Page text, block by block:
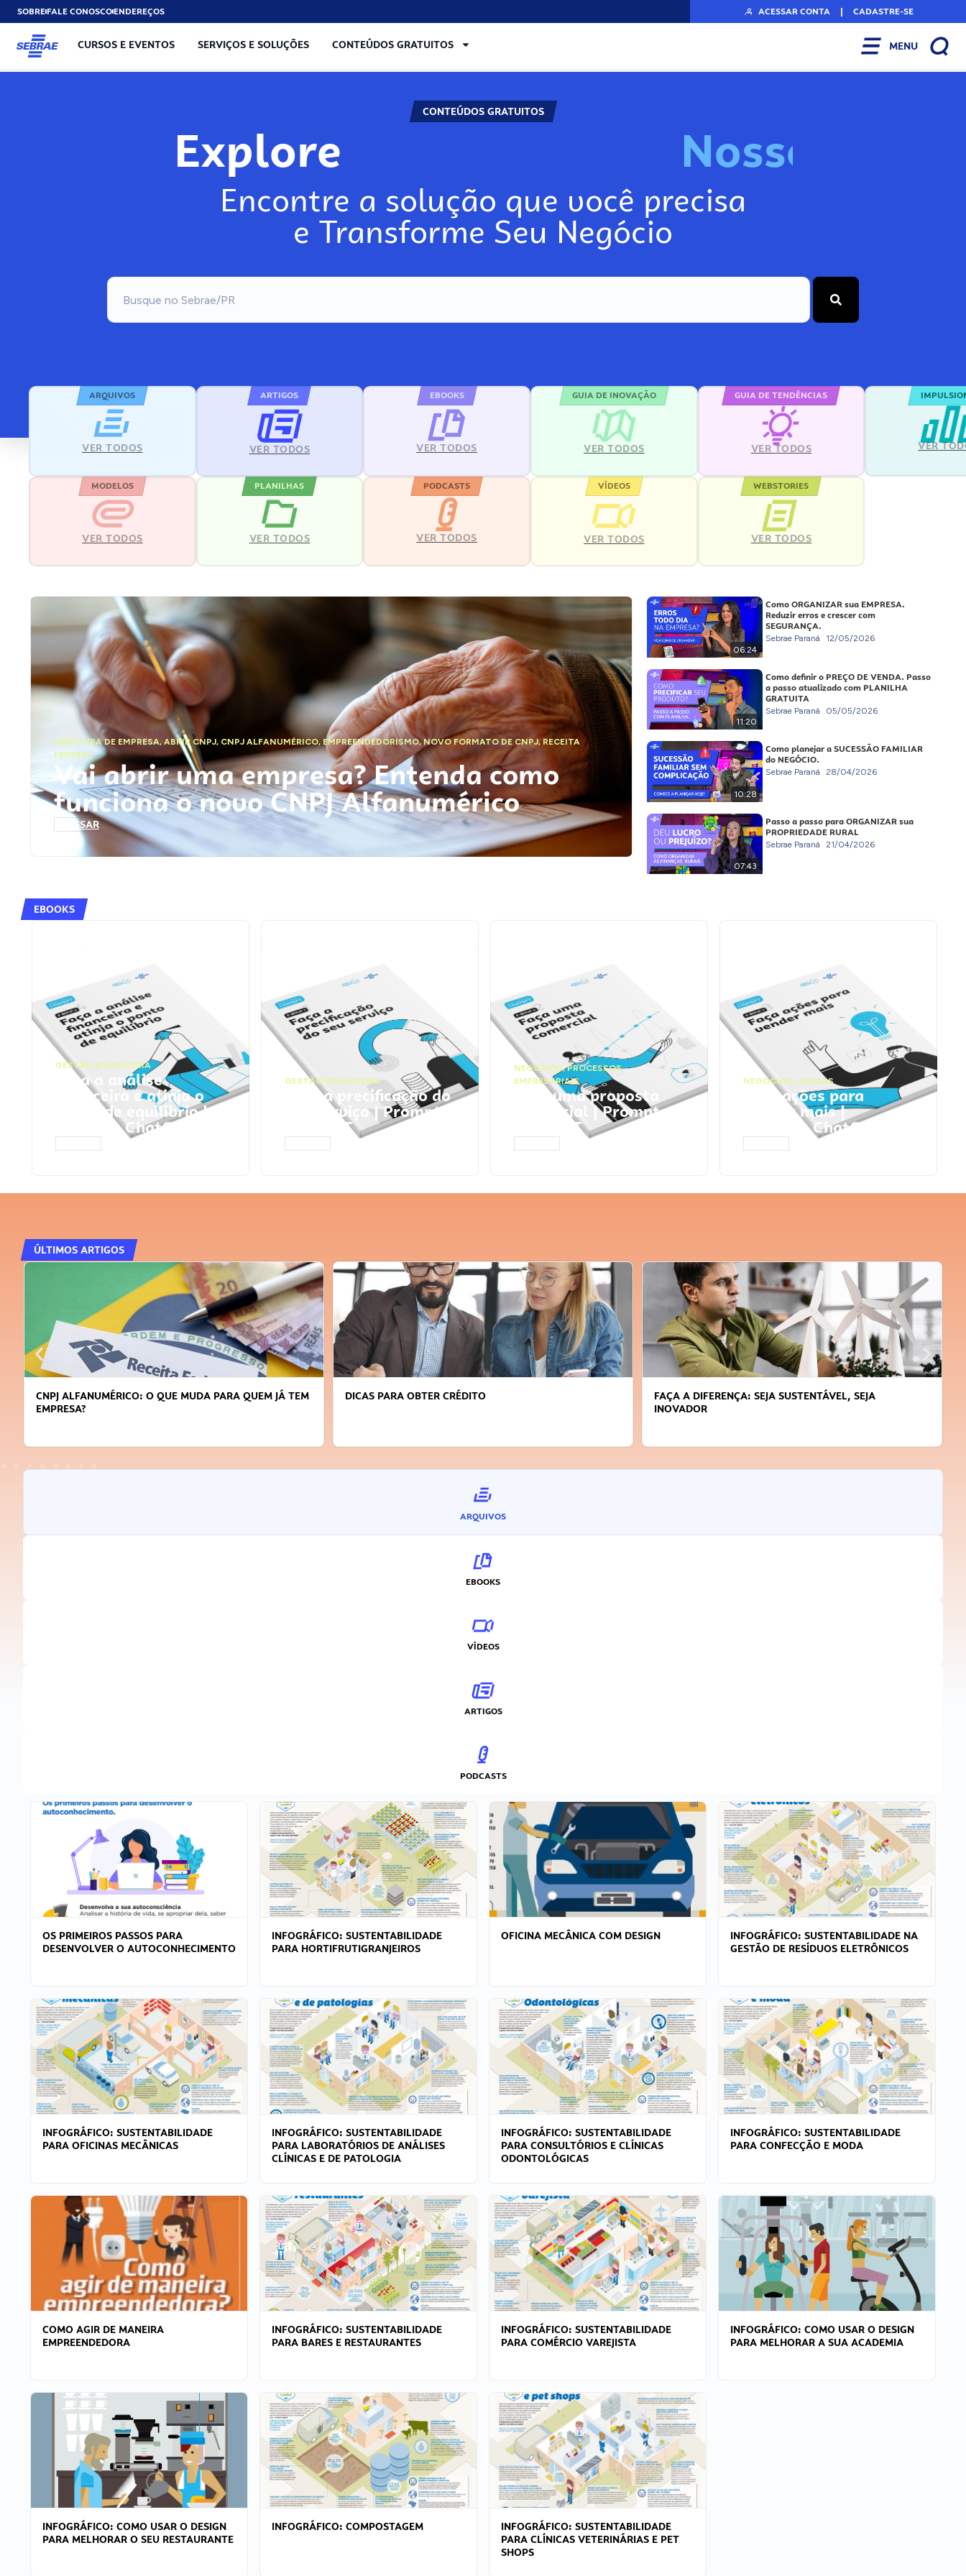
SOBREFALE CONOSCOENDEREÇOS ACESSAR CONTA | CADASTRE-SE
CURSOS E EVENTOS SERVIÇOS E SOLUÇÕES CONTEÚDOS GRATUITOS MENU
CONTEÚDOS GRATUITOS
Explore Noss
Encontre a solução que você precisa
e Transforme Seu Negócio
ARQUIVOS
VER TODOS
ARTIGOS
VER TODOS
EBOOKS
VER TODOS
GUIA DE INOVAÇÃO
VER TODOS
GUIA DE TENDÊNCIAS
VER TODOS VER
MODELOS
VER TODOS
PLANILHAS
VER TODOS
PODCASTS
VER TODOS
VÍDEOS
VER TODOS
WEBSTORIES
VER TODOS
ABERTURA DE EMPRESA,ABRIR CNPJ, CNPJ ALFANUMÉRICO, EMPREENDEDORISMO,NOVO FORMATO DE CNPJ,RECEITA
FEDERAL
Vai abrir uma empresa? Entenda como
funciona o novo CNPJ Alfanumérico
ACESSAR
06:24
Como ORGANIZAR sua EMPRESA.
Reduzir erros e crescer com
SEGURANÇA.
Sebrae Paraná 12/05/2026
11:20
Como definir o PREÇO DE VENDA. Passo
a passo atualizado com PLANILHA
GRATUITA
Sebrae Paraná 05/05/2026
10:28
Como planejar a SUCESSÃO FAMILIAR
do NEGÓCIO.
Sebrae Paraná 28/04/2026
07:43
Passo a passo para ORGANIZAR sua
PROPRIEDADE RURAL
Sebrae Paraná 21/04/2026
EBOOKS
GESTÃO FINANCEIRA
Faça a análise
financeira e atinja o
ponto de equilíbrio |
Prompts ChatGPT
GESTÃO FINANCEIRA
Faça a precificação do
seu serviço | Prompts
ChatGPT
NEGÓCIOS,PROCESSOS
EMPRESARIAIS
Faça uma proposta
comercial | Prompts
ChatGPT
NEGÓCIOS, VENDAS
Faça ações para
vender mais |
Prompts ChatGPT
ÚLTIMOS ARTIGOS
CNPJ ALFANUMÉRICO: O QUE MUDA PARA QUEM JÁ TEM
EMPRESA?
DICAS PARA OBTER CRÉDITO
FAÇA A DIFERENÇA: SEJA SUSTENTÁVEL, SEJA
INOVADOR
ARQUIVOS
EBOOKS
VÍDEOS
ARTIGOS
PODCASTS
OS PRIMEIROS PASSOS PARA
DESENVOLVER O AUTOCONHECIMENTO
INFOGRÁFICO: SUSTENTABILIDADE
PARA HORTIFRUTIGRANJEIROS
OFICINA MECÂNICA COM DESIGN
INFOGRÁFICO: SUSTENTABILIDADE NA
GESTÃO DE RESÍDUOS ELETRÔNICOS
INFOGRÁFICO: SUSTENTABILIDADE
PARA OFICINAS MECÂNICAS
INFOGRÁFICO: SUSTENTABILIDADE
PARA LABORATÓRIOS DE ANÁLISES
CLÍNICAS E DE PATOLOGIA
INFOGRÁFICO: SUSTENTABILIDADE
PARA CONSULTÓRIOS E CLÍNICAS
ODONTOLÓGICAS
INFOGRÁFICO: SUSTENTABILIDADE
PARA CONFECÇÃO E MODA
COMO AGIR DE MANEIRA
EMPREENDEDORA
INFOGRÁFICO: SUSTENTABILIDADE
PARA BARES E RESTAURANTES
INFOGRÁFICO: SUSTENTABILIDADE
PARA COMÉRCIO VAREJISTA
INFOGRÁFICO: COMO USAR O DESIGN
PARA MELHORAR A SUA ACADEMIA
INFOGRÁFICO: COMO USAR O DESIGN
PARA MELHORAR O SEU RESTAURANTE
INFOGRÁFICO: COMPOSTAGEM
INFOGRÁFICO: SUSTENTABILIDADE
PARA CLÍNICAS VETERINÁRIAS E PET
SHOPS